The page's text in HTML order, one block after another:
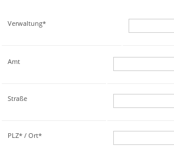
Verwaltung*
Amt
Straße
PLZ* / Ort*